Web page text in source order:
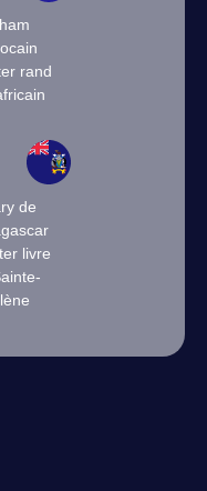
rand
de
livre